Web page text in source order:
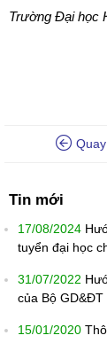
Trường Đại học
Tin mới
17/08/2024
tuyển đại học
31/07/2022
của Bộ GD&ĐT
15/01/2020